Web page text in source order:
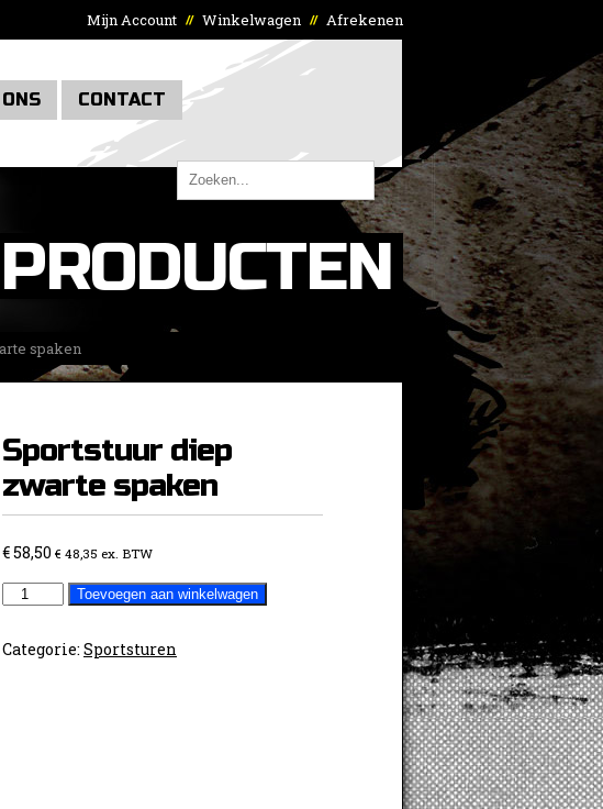
Mijn Account // Winkelwagen // Afrekenen
CONTACT
PRODUCTEN
spaken
Sportstuur diep
zwarte spaken
€58,50 € 48,35 ex. BTW
Sportstuur
zwarte
Toevoegen aan winkelwagen
Categorie: Sportsturen